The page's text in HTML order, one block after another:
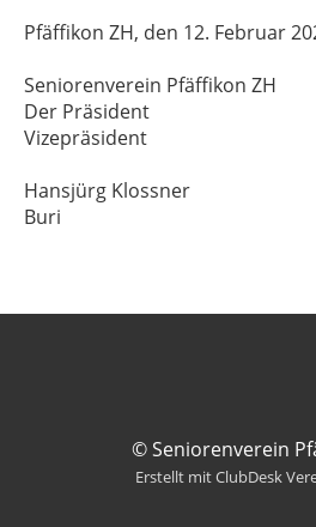
Pfäffikon ZH, den 12. Februar
Seniorenverein Pfäffikon ZH
Der
Vizepräsident
Hansjürg
Buri
© Seniorenverein
Erstellt mit ClubDesk